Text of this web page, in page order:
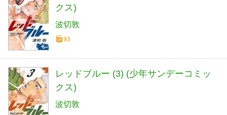
クス)
波切敦
93
レッドブルー (3) (少年サンデーコミッ
クス)
波切敦